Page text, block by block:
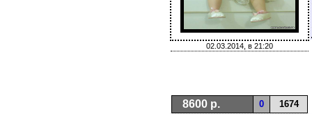
02.03.2014, в 21:20
8600 р. 0 1674